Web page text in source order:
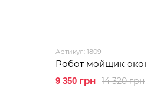
Артикул: 1809
Робот мойщик
14 320 грн
9 350 грн